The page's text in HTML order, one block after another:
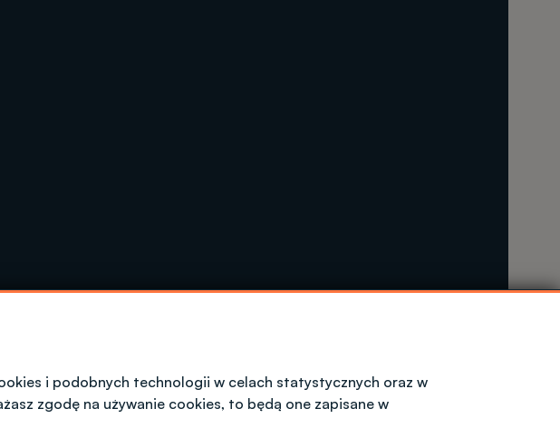
i podobnych technologii w celach statystycznych oraz w
zgodę na używanie cookies, to będą one zapisane w